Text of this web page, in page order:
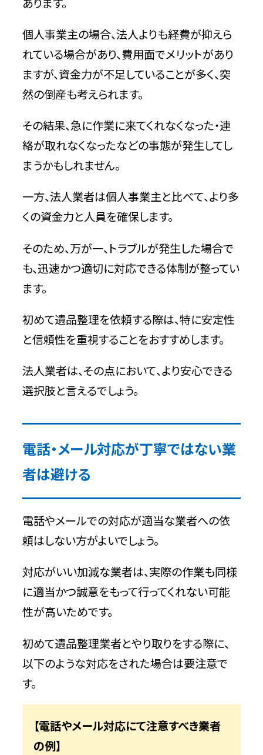
個人事業主の場合、法人よりも経費が抑えら
れている場合があり、費用面でメリットがあり
ますが、資金力が不足していることが多く、突
然の倒産も考えられます。
その結果、急に作業に来てくれなくなった・連
絡が取れなくなったなどの事態が発生してし
まうかもしれません。
一方、法人業者は個人事業主と比べて、より多
くの資金力と人員を確保します。
そのため、万が一、トラブルが発生した場合で
も、迅速かつ適切に対応できる体制が整ってい
ます。
初めて遺品整理を依頼する際は、特に安定性
と信頼性を重視することをおすすめします。
法人業者は、その点において、より安心できる
選択肢と言えるでしょう。
電話・メール対応が丁寧ではない業
者は避ける
電話やメールでの対応が適当な業者への依
頼はしない方がよいでしょう。
対応がいい加減な業者は、実際の作業も同様
に適当かつ誠意をもって行ってくれない可能
性が高いためです。
初めて遺品整理業者とやり取りをする際に、
以下のような対応をされた場合は要注意で
す。
【電話やメール対応にて注意すべき業者
の例】